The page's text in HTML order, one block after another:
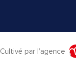
Cultivé par l’agence